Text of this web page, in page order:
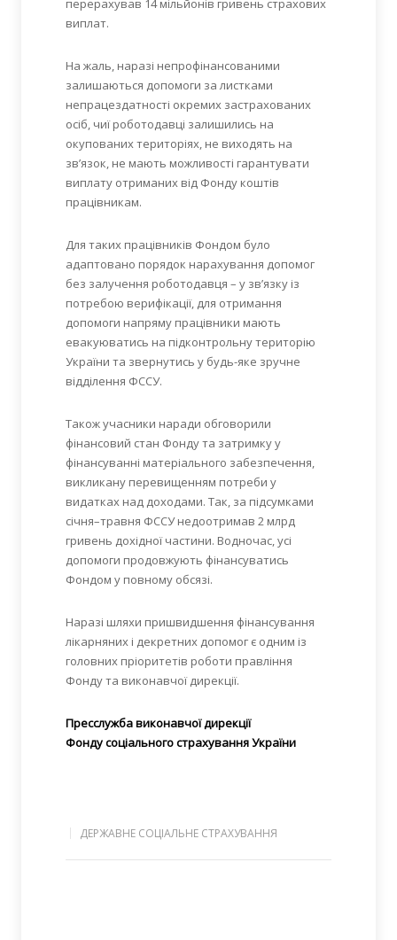
виплат.
На жаль, наразі непрофінансованими
залишаються допомоги за листками
непрацездатності окремих застрахованих
осіб, чиї роботодавці залишились на
окупованих територіях, не виходять на
зв’язок, не мають можливості гарантувати
виплату отриманих від Фонду коштів
працівникам.
Для таких працівників Фондом було
адаптовано порядок нарахування допомог
без залучення роботодавця – у зв’язку із
потребою верифікації, для отримання
допомоги напряму працівники мають
евакуюватись на підконтрольну територію
України та звернутись у будь-яке зручне
відділення ФССУ.
Також учасники наради обговорили
фінансовий стан Фонду та затримку у
фінансуванні матеріального забезпечення,
викликану перевищенням потреби у
видатках над доходами. Так, за підсумками
січня–травня ФССУ недоотримав 2 млрд
гривень дохідної частини. Водночас, усі
допомоги продовжують фінансуватись
Фондом у повному обсязі.
Наразі шляхи пришвидшення фінансування
лікарняних і декретних допомог є одним із
головних пріоритетів роботи правління
Фонду та виконавчої дирекції.
Пресслужба виконавчої дирекції
Фонду соціального страхування України
ДЕРЖАВНЕ СОЦІАЛЬНЕ СТРАХУВАННЯ